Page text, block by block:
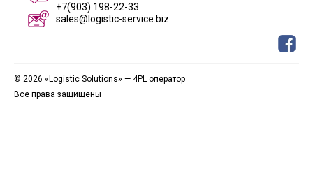
+7(903) 198-22-33
sales@logistic-service.biz
© 2026 «Logistic Solutions» — 4PL оператор
Все права защищены